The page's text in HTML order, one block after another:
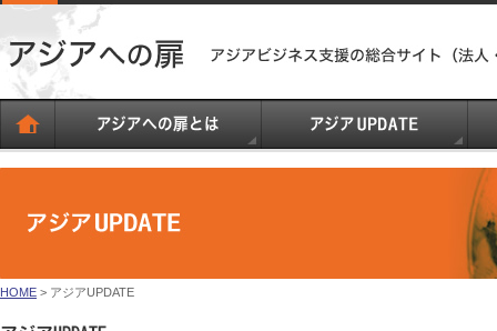
HOME > アジアUPDATE